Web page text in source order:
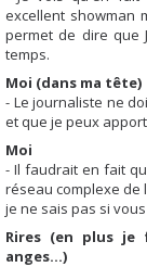
excellent showman
permet de dire que
temps.
Moi (dans ma tête)
- Le journaliste ne
et que je peux
Moi
- Il faudrait en fait
réseau complexe de
je ne sais pas si
Rires (en plus
anges...)